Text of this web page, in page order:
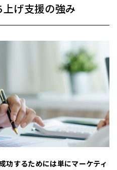
げ支援の強み
功するためには単にマーケティ